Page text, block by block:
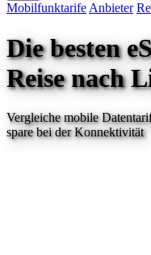
Mobilfunktarife Anbieter
Die besten
Reisenach
Vergleiche mobile
spare bei der Konnektivität